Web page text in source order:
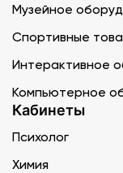
Музейное
Спортивные
Интерактивное
Компьютерное
Кабинеты
Психолог
Химия